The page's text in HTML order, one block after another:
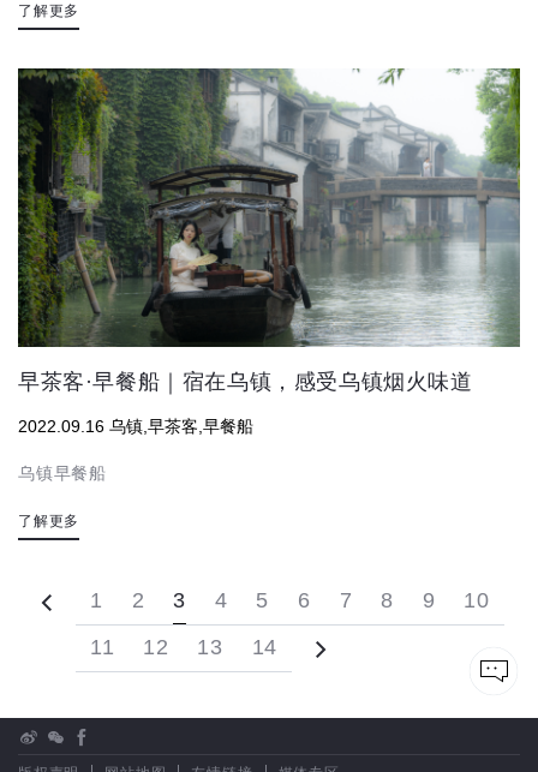
了解更多
早茶客·早餐船｜宿在乌镇，感受乌镇烟火味道
2022.09.16 乌镇,早茶客,早餐船
乌镇早餐船
了解更多
1 2 3 4 5 6 7 8 9
10
11
12 13 14